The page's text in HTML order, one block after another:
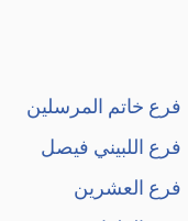
فرع خاتم المرسلين
فرع اللبيني فيصل
فرع العشرين